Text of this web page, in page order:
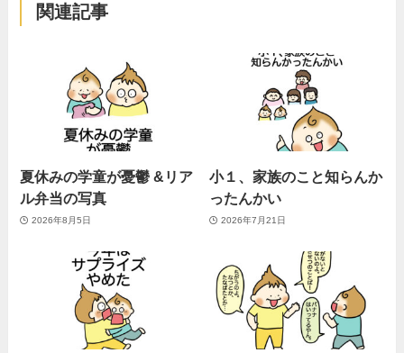
関連記事
夏休みの学童が憂鬱 &リア
ル弁当の写真
2026年8月5日
小１、家族のこと知らんか
ったんかい
2026年7月21日